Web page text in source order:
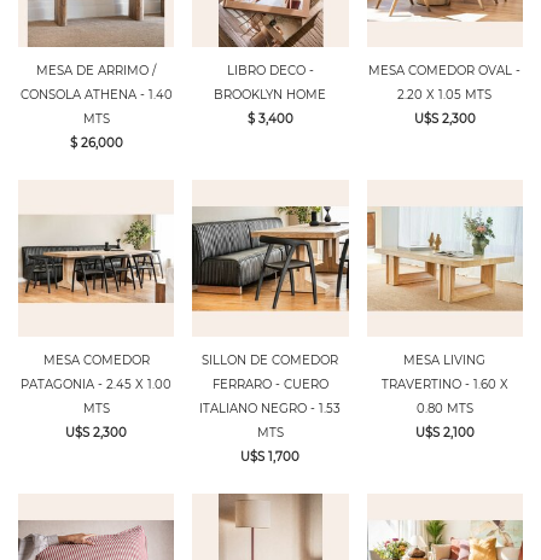
MESA DE ARRIMO /
CONSOLA ATHENA - 1.40
MTS
$ 26,000
LIBRO DECO -
BROOKLYN HOME
$ 3,400
MESA COMEDOR OVAL -
2.20 X 1.05 MTS
U$S 2,300
MESA COMEDOR
PATAGONIA - 2.45 X 1.00
MTS
U$S 2,300
SILLON DE COMEDOR
FERRARO - CUERO
ITALIANO NEGRO - 1.53
MTS
U$S 1,700
MESA LIVING
TRAVERTINO - 1.60 X
0.80 MTS
U$S 2,100